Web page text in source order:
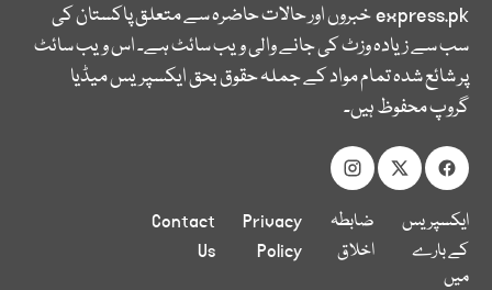
express.pkخبروں اور حالات حاضرہ سے متعلق پاکستان کی
سب سے زیادہ وزٹ کی جانے والی ویب سائٹ ہے۔ اس ویب سائٹ
پر شائع شدہ تمام مواد کے جملہ حقوق بحق ایکسپریس میڈیا
گروپ محفوظ ہیں۔
ایکسپریس
کے بارے
میں
ضابطہ
اخلاق
Privacy
Policy
Contact
Us